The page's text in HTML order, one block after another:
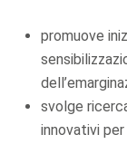
promuove
svolge
innovativi